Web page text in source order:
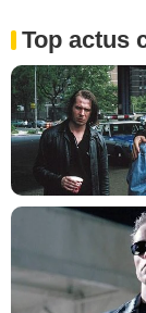
Top actus